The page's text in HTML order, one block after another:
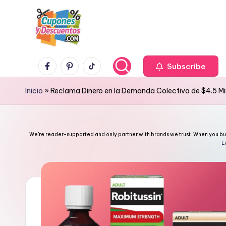
C
u
p
o
e
Ahorra
con
estas
ofertas
y
FacebookPinterestTikTok Subscribe
Inicio »Reclama Dinero en la Demanda Colectiva de $4.5
We're reader-supported and only partner with brands we trust. When you